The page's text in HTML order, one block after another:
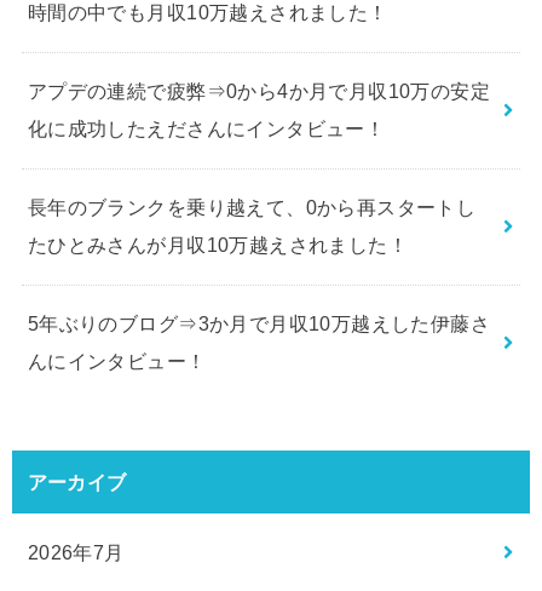
時間の中でも月収10万越えされました！
アプデの連続で疲弊⇒0から4か月で月収10万の安定
化に成功したえださんにインタビュー！
長年のブランクを乗り越えて、0から再スタートし
たひとみさんが月収10万越えされました！
5年ぶりのブログ⇒3か月で月収10万越えした伊藤さ
んにインタビュー！
アーカイブ
2026年7月